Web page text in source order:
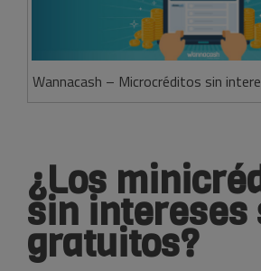
Wannacash – Microcréditos sin
¿Los
sin intereses
gratuitos?